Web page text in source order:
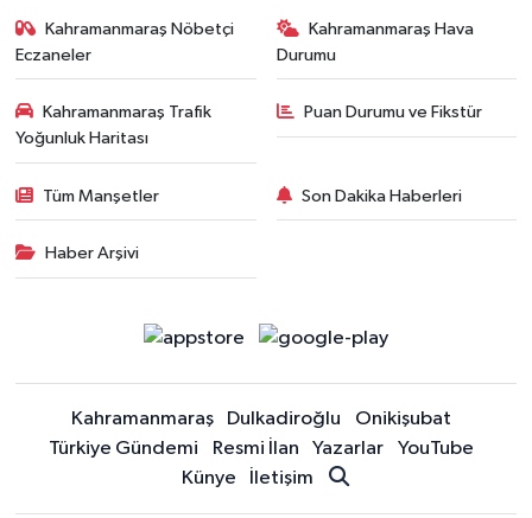
Kahramanmaraş Nöbetçi
Eczaneler
Kahramanmaraş Hava
Durumu
Kahramanmaraş Trafik
Yoğunluk Haritası
Puan Durumu ve Fikstür
Tüm Manşetler Son Dakika Haberleri
Haber Arşivi
Kahramanmaraş Dulkadiroğlu
Onikişubat
Türkiye Gündemi
Resmi İlan Yazarlar
YouTube
Künye
İletişim